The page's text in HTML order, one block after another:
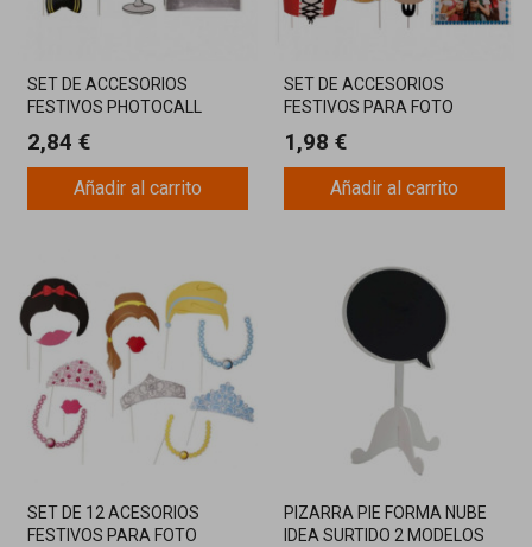
SET DE ACCESORIOS
FESTIVOS PHOTOCALL
2,84 €
Añadir al carrito
SET DE ACCESORIOS
FESTIVOS PARA FOTO
1,98 €
Añadir al carrito
SET DE 12 ACESORIOS
FESTIVOS PARA FOTO
PIZARRA PIE FORMA NUBE
IDEA SURTIDO 2 MODELOS